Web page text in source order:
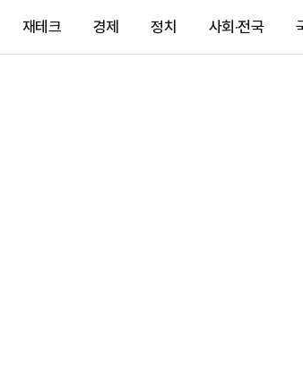
재테크 경제 정치 사회·전국